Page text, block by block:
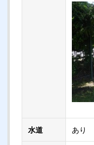
水道 あり